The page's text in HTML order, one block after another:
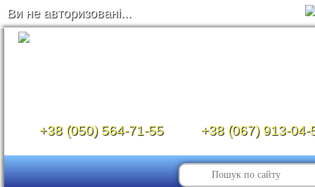
Ви не авторизовані...
+38 (050) 564-71-55 +38 (067) 913-04-